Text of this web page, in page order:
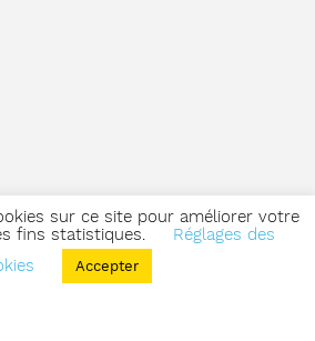
sur ce site pour améliorer votre
fins statistiques.
Réglages des
Accepter